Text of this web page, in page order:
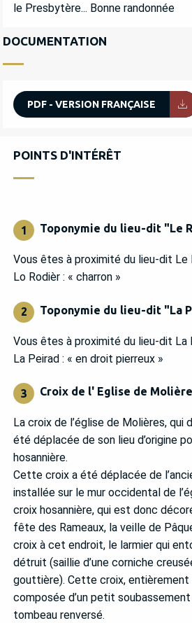
le Presbytère... Bonne randonnée
DOCUMENTATION
PDF - VERSION FRANÇAISE
POINTS D'INTÉRÊT
POINTS D'INTÉRÊT
1 Toponymie du lieu-dit "Le
Vous êtes à proximité du lieu-dit Le
Lo Rodièr : « charron »
2 Toponymie du lieu-dit "La
Vous êtes à proximité du lieu-dit La
La Peirad : « en droit pierreux »
3 Croix de l' Eglise de
La croix de l’église de Molières, qui
été déplacée de son lieu d’origine
hosannière.
Cette croix a été déplacée de
installée sur le mur occidental de
croix hosannière, qui est donc
fête des Rameaux, la veille de
croix à cet endroit, le larmier qui
détruit (saillie d’une corniche
gouttière). Cette croix, entièrement
composée d’un petit
tombeau renversé.